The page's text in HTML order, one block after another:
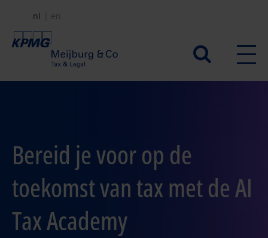
naar
Secundair
menu
nl en
Bereid je voor op de
toekomst van tax met de AI
Tax Academy